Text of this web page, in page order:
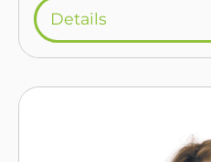
Details